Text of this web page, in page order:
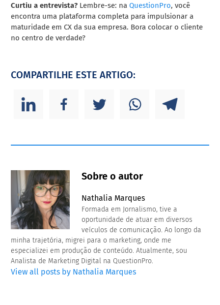
Curtiu a entrevista? Lembre-se: naQuestionPro, você
encontra uma plataforma completa para impulsionar a
maturidade em CX da sua empresa. Bora colocar o cliente
no centro de verdade?
COMPARTILHE ESTE ARTIGO:
Sobre o autor
Nathalia Marques
Formada em Jornalismo, tive a
oportunidade de atuar em diversos
veículos de comunicação. Ao longo da
minha trajetória, migrei para o marketing, onde me
especializei em produção de conteúdo. Atualmente, sou
Analista de Marketing Digital na QuestionPro.
View all posts by Nathalia Marques